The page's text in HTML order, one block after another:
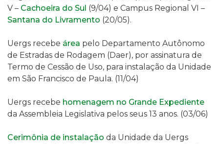
V – Cachoeira do Sul (9/04) e Campus Regional VI –
Santana do Livramento (20/05).
Uergs recebe área pelo Departamento Autônomo
de Estradas de Rodagem (Daer), por assinatura de
Termo de Cessão de Uso, para instalação da Unidade
em São Francisco de Paula. (11/04)
Uergs recebe homenagem no Grande Expediente
da Assembleia Legislativa pelos seus 13 anos. (03/06)
Cerimônia de instalação da Unidade da Uergs